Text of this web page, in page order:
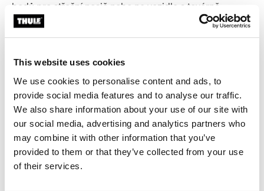
This website uses cookies
We use cookies to personalise content and ads, to
provide social media features and to analyse our traffic.
We also share information about your use of our site with
our social media, advertising and analytics partners who
may combine it with other information that you’ve
provided to them or that they’ve collected from your use
of their services.
bodů pro střešní nosič nebo na vozidla s továrně
montovaným nosičem.
Toggle features
Všechny funkce
Toggle techspec
Technické údaje
Toggle guides and instructions
Návod